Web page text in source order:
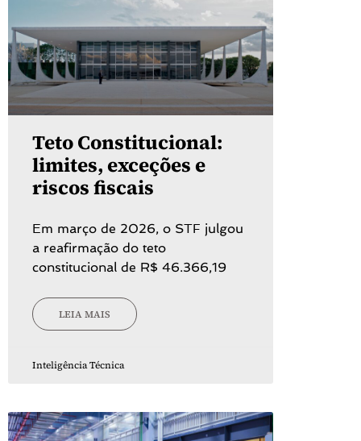
Teto Constitucional:
limites, exceções e
riscos fiscais
Em março de 2026, o STF julgou
a reafirmação do teto
constitucional de R$ 46.366,19
LEIA MAIS
Inteligência Técnica